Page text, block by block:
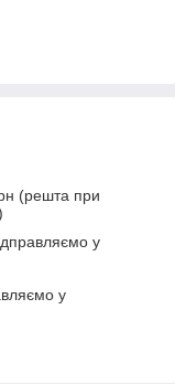
(решта при
у
у